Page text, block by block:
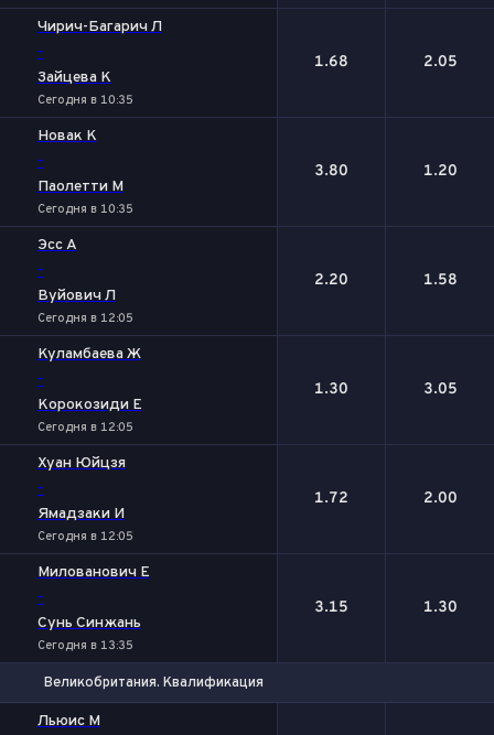
Чирич-Багарич Л
-
Зайцева К
Сегодня в 10:35
1.68 2.05
Новак К
-
Паолетти М
Сегодня в 10:35
3.80 1.20
Эсс А
-
Вуйович Л
Сегодня в 12:05
2.20 1.58
Куламбаева Ж
-
Корокозиди Е
Сегодня в 12:05
1.30 3.05
Хуан Юйцзя
-
Ямадзаки И
Сегодня в 12:05
1.72 2.00
Милованович Е
-
Сунь Синжань
Сегодня в 13:35
3.15 1.30
Великобритания. Квалификация
Льюис М